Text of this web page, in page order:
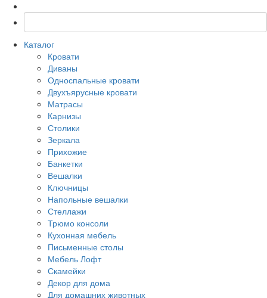
Каталог
Кровати
Диваны
Односпальные кровати
Двухъярусные кровати
Матрасы
Карнизы
Столики
Зеркала
Прихожие
Банкетки
Вешалки
Ключницы
Напольные вешалки
Стеллажи
Трюмо консоли
Кухонная мебель
Письменные столы
Мебель Лофт
Скамейки
Декор для дома
Для домашних животных